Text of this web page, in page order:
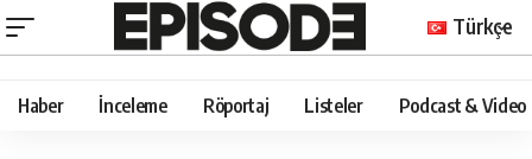
Türkçe
Haber İnceleme Röportaj Listeler Podcast & Video